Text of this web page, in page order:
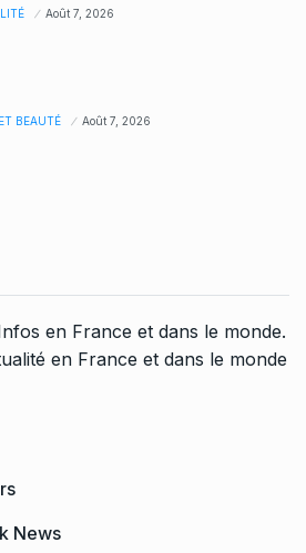
Août 7, 2026
BEAUTÉ Août 7, 2026
en France et dans le monde.
en France et dans le monde
News